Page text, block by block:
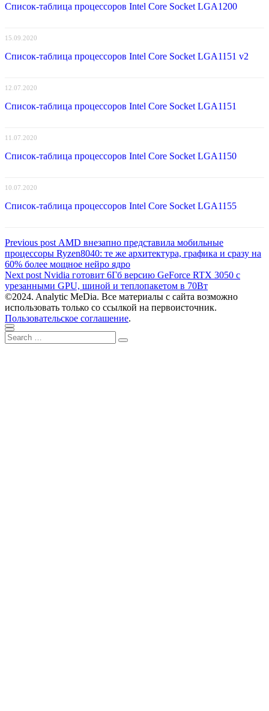
Список-таблица процессоров Intel Core Socket LGA1200
15.09.2020
Список-таблица процессоров Intel Core Socket LGA1151 v2
12.07.2020
Список-таблица процессоров Intel Core Socket LGA1151
11.07.2020
Список-таблица процессоров Intel Core Socket LGA1150
10.07.2020
Список-таблица процессоров Intel Core Socket LGA1155
Навигация
по
записям
Previous post Previous
post:
AMD внезапно представила мобильные
процессоры Ryzen8040: те же архитектура, графика и сразу на
60% более мощное нейро ядро
Next post Next
post:
Nvidia готовит 6Гб версию GeForce RTX 3050 с
урезанными GPU, шиной и теплопакетом в 70Вт
©2024. Analytic MeDia. Все материалы с сайта возможно
использовать только со ссылкой на первоисточник.
Пользовательское соглашение.
Scroll
to
Close
Search
for:
Search